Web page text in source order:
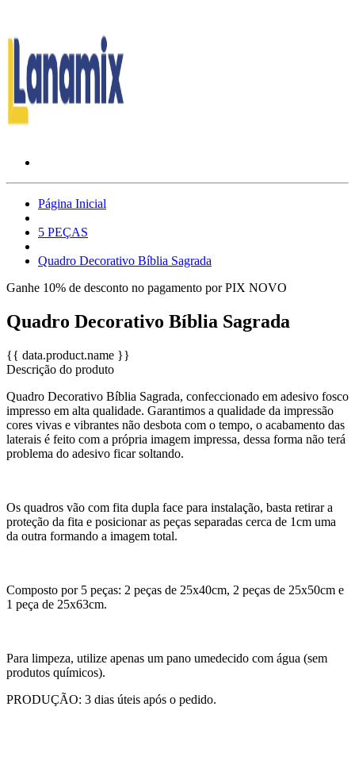
Página Inicial
5 PEÇAS
Quadro Decorativo Bíblia Sagrada
Ganhe 10% de desconto no pagamento por PIX NOVO
Quadro Decorativo Bíblia Sagrada
{{ data.product.name }}
Descrição do produto
Quadro Decorativo Bíblia Sagrada, confeccionado em adesivo fosco
impresso em alta qualidade. Garantimos a qualidade da impressão
cores vivas e vibrantes não desbota com o tempo, o acabamento das
laterais é feito com a própria imagem impressa, dessa forma não terá
problema do adesivo ficar soltando.
Os quadros vão com fita dupla face para instalação, basta retirar a
proteção da fita e posicionar as peças separadas cerca de 1cm uma
da outra formando a imagem total.
Composto por 5 peças: 2 peças de 25x40cm, 2 peças de 25x50cm e
1 peça de 25x63cm.
Para limpeza, utilize apenas um pano umedecido com água (sem
produtos químicos).
PRODUÇÃO: 3 dias úteis após o pedido.